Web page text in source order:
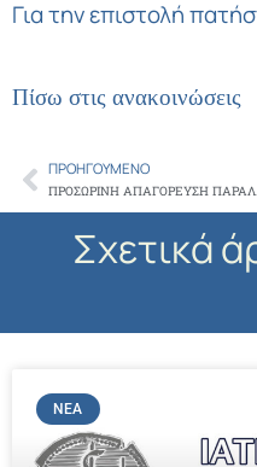
Για την επιστολή
Πίσω στις ανακοινώσεις
Prev
ΠΡΟΗΓΟΎΜΕΝΟ
ΠΡΟΣΩΡΙΝΗ
Σχετικά
ΝΈΑ